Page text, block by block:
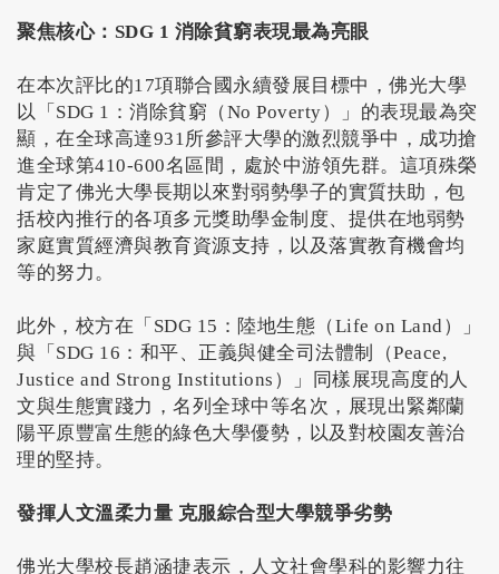
聚焦核心：SDG 1 消除貧窮表現最為亮眼
在本次評比的17項聯合國永續發展目標中，佛光大學
以「SDG 1：消除貧窮（No Poverty）」的表現最為突
顯，在全球高達931所參評大學的激烈競爭中，成功搶
進全球第410-600名區間，處於中游領先群。這項殊榮
肯定了佛光大學長期以來對弱勢學子的實質扶助，包
括校內推行的各項多元獎助學金制度、提供在地弱勢
家庭實質經濟與教育資源支持，以及落實教育機會均
等的努力。
此外，校方在「SDG 15：陸地生態（Life on Land）」
與「SDG 16：和平、正義與健全司法體制（Peace,
Justice and Strong Institutions）」同樣展現高度的人
文與生態實踐力，名列全球中等名次，展現出緊鄰蘭
陽平原豐富生態的綠色大學優勢，以及對校園友善治
理的堅持。
發揮人文溫柔力量 克服綜合型大學競爭劣勢
佛光大學校長趙涵捷表示，人文社會學科的影響力往